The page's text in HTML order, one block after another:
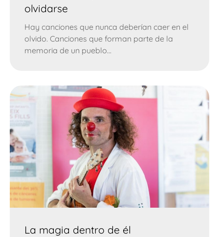
olvidarse
Hay canciones que nunca deberían caer en el
olvido. Canciones que forman parte de la
memoria de un pueblo...
La magia dentro de él